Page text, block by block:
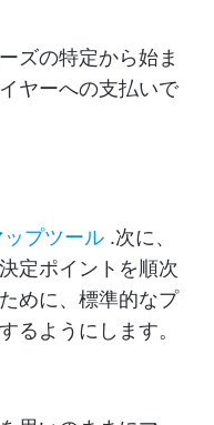
ズの特定から始ま
ヤーへの支払いで
プツール .次に、
定ポイントを順次
めに、標準的なプ
るようにします。